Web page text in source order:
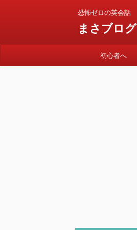
恐怖ゼロの英会話
まさブログ
初心者へ